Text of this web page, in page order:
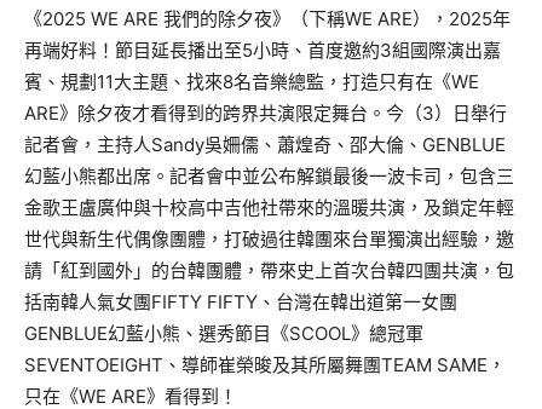
《2025 WE ARE 我們的除夕夜》（下稱WE ARE），2025年
再端好料！節目延長播出至5小時、首度邀約3組國際演出嘉
賓、規劃11大主題、找來8名音樂總監，打造只有在《WE
ARE》除夕夜才看得到的跨界共演限定舞台。今（3）日舉行
記者會，主持人Sandy吳姍儒、蕭煌奇、邵大倫、GENBLUE
幻藍小熊都出席。記者會中並公布解鎖最後一波卡司，包含三
金歌王盧廣仲與十校高中吉他社帶來的溫暖共演，及鎖定年輕
世代與新生代偶像團體，打破過往韓團來台單獨演出經驗，邀
請「紅到國外」的台韓團體，帶來史上首次台韓四團共演，包
括南韓人氣女團FIFTY FIFTY、台灣在韓出道第一女團
GENBLUE幻藍小熊、選秀節目《SCOOL》總冠軍
SEVENTOEIGHT、導師崔榮晙及其所屬舞團TEAM SAME，
只在《WE ARE》看得到！